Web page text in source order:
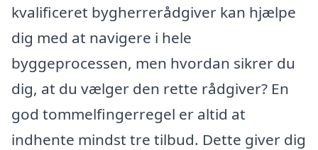
kvalificeret bygherrerådgiver kan hjælpe
dig med at navigere i hele
byggeprocessen, men hvordan sikrer du
dig, at du vælger den rette rådgiver? En
god tommelfingerregel er altid at
indhente mindst tre tilbud. Dette giver dig